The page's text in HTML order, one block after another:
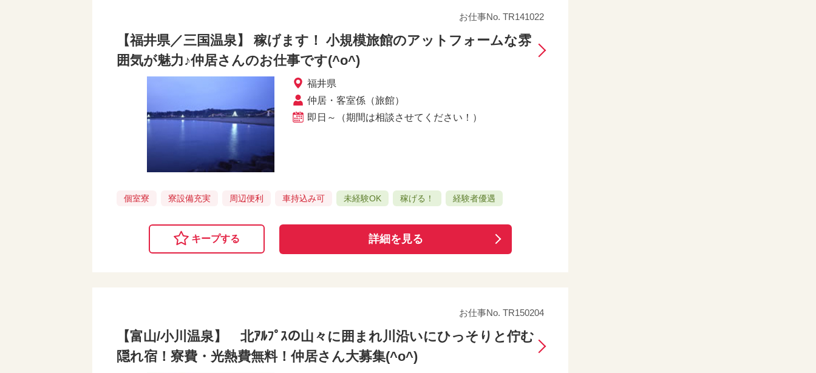
お仕事No. TR141022
【福井県／三国温泉】 稼げます！ 小規模旅館のアットフォームな雰
囲気が魅力♪仲居さんのお仕事です(^o^)
福井県
仲居・客室係（旅館）
即日～（期間は相談させてください！）
個室寮 寮設備充実 周辺便利 車持込み可 未経験OK 稼げる！ 経験者優遇
キープする 詳細を見る
お仕事No. TR150204
【富山/小川温泉】 北ｱﾙﾌﾟｽの山々に囲まれ川沿いにひっそりと佇む
隠れ宿！寮費・光熱費無料！仲居さん大募集(^o^)